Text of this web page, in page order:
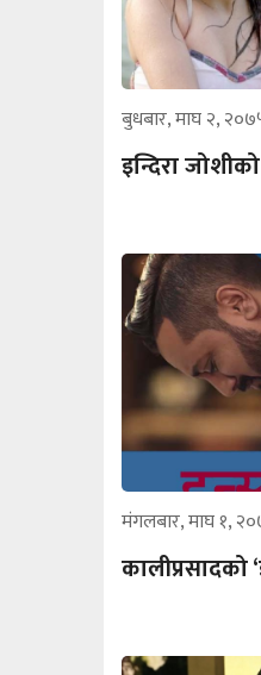
बुधबार, माघ २,
इन्दिरा
मंगलबार, माघ १,
कालीप्रसादको